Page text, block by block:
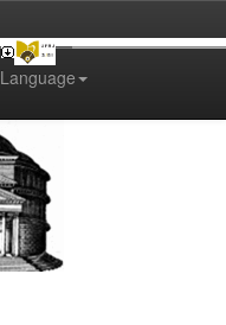
Language